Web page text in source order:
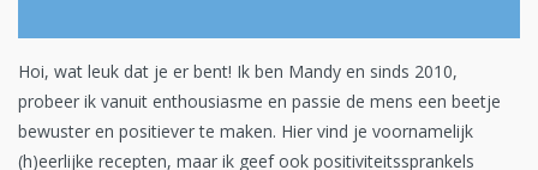
Hoi, wat leuk dat je er bent! Ik ben Mandy en sinds 2010,
probeer ik vanuit enthousiasme en passie de mens een beetje
bewuster en positiever te maken. Hier vind je voornamelijk
(h)eerlijke recepten, maar ik geef ook positiviteitssprankels